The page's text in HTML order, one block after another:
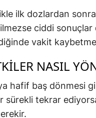
ilk dozlardan
ciddi
vakit
NASIL
hafif baş dönmesi
tekrar ediyorsa